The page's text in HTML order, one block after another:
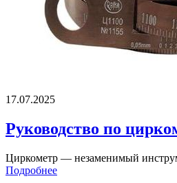
17.07.2025
Руководство по
Циркометр — незаменимый
Подробнее